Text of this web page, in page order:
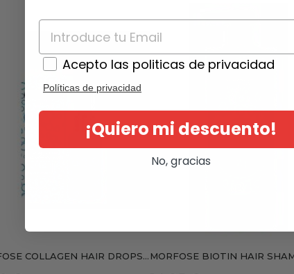
COLLAGEN HAIR DROPS... MORFOSE BIOTIN HAIR
Acepto las politicas de privacidad
Políticas de privacidad
¡Quiero mi descuento!
No, gracias